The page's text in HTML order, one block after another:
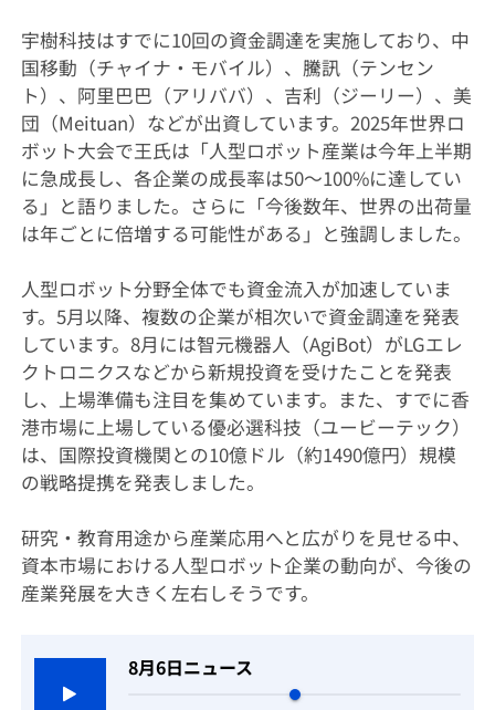
宇樹科技はすでに10回の資金調達を実施しており、中
国移動（チャイナ・モバイル）、騰訊（テンセン
ト）、阿里巴巴（アリババ）、吉利（ジーリー）、美
団（Meituan）などが出資しています。2025年世界ロ
ボット大会で王氏は「人型ロボット産業は今年上半期
に急成長し、各企業の成長率は50～100%に達してい
る」と語りました。さらに「今後数年、世界の出荷量
は年ごとに倍増する可能性がある」と強調しました。
人型ロボット分野全体でも資金流入が加速していま
す。5月以降、複数の企業が相次いで資金調達を発表
しています。8月には智元機器人（AgiBot）がLGエレ
クトロニクスなどから新規投資を受けたことを発表
し、上場準備も注目を集めています。また、すでに香
港市場に上場している優必選科技（ユービーテック）
は、国際投資機関との10億ドル（約1490億円）規模
の戦略提携を発表しました。
研究・教育用途から産業応用へと広がりを見せる中、
資本市場における人型ロボット企業の動向が、今後の
産業発展を大きく左右しそうです。
8月6日ニュース